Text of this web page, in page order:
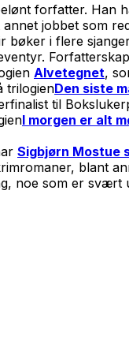
forfatter. Han
jobbet som
i flere
Alvetegnet,
trilogienDen siste
til
I morgen er alt
Sigbjørn Mostue
blant
noe som er svært